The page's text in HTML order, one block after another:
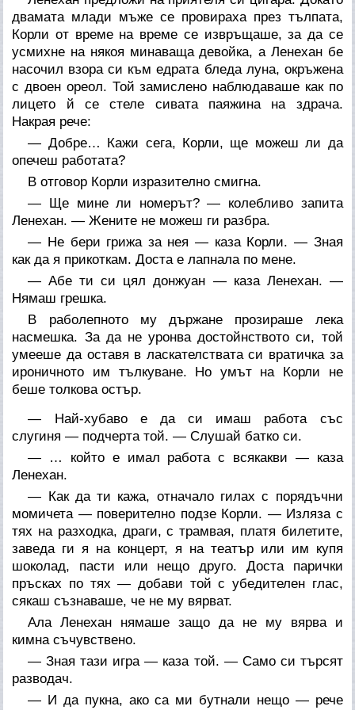
двамата млади мъже се провираха през тълпата,
Корли от време на време се извръщаше, за да се
усмихне на някоя минаваща девойка, а Ленехан бе
насочил взора си към едрата бледа луна, окръжена
с двоен ореол. Той замислено наблюдаваше как по
лицето й се стеле сивата паяжина на здрача.
Накрая рече:
— Добре… Кажи сега, Корли, ще можеш ли да
опечеш работата?
В отговор Корли изразително смигна.
— Ще мине ли номерът? — колебливо запита
Ленехан. — Жените не можеш ги разбра.
— Не бери грижа за нея — каза Корли. — Зная
как да я прикоткам. Доста е лапнала по мене.
— Абе ти си цял донжуан — каза Ленехан. —
Нямаш грешка.
В раболепното му държане прозираше лека
насмешка. За да не уронва достойнството си, той
умееше да оставя в ласкателствата си вратичка за
ироничното им тълкуване. Но умът на Корли не
беше толкова остър.
— Най-хубаво е да си имаш работа със
слугиня — подчерта той. — Слушай батко си.
— … който е имал работа с всякакви — каза
Ленехан.
— Как да ти кажа, отначало гилах с порядъчни
момичета — поверително подзе Корли. — Изляза с
тях на разходка, драги, с трамвая, платя билетите,
заведа ги я на концерт, я на театър или им купя
шоколад, пасти или нещо друго. Доста парички
пръсках по тях — добави той с убедителен глас,
сякаш съзнаваше, че не му вярват.
Ала Ленехан нямаше защо да не му вярва и
кимна съчувствено.
— Зная тази игра — каза той. — Само си търсят
разводач.
— И да пукна, ако са ми бутнали нещо — рече